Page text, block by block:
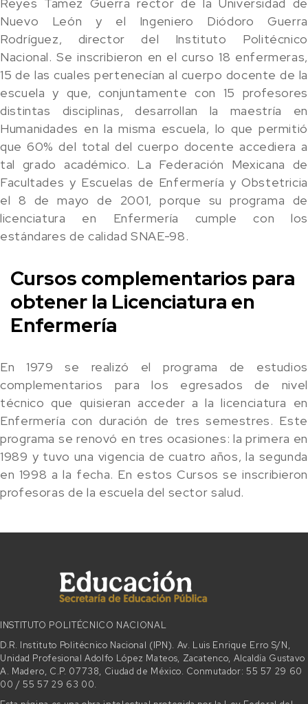
Nuevo León y el Ingeniero Diódoro Guerra
Rodríguez, director del Instituto Politécnico
Nacional. Se inscribieron en el curso 18 enfermeras,
15 de las cuales pertenecían al cuerpo docente de la
escuela y que, conjuntamente con 15 profesores
distintas disciplinas, desarrollan la maestría en
Humanidades en la misma escuela, lo que permitió
que 60% del total del cuerpo docente accediera a
tal grado académico. La Federación Mexicana de
Facultades y Escuelas de Enfermería y Obstetricia
el 8 de mayo de 2001, porque su programa de
licenciatura en Enfermería cumple con los
estándares de calidad SNAE-98.
Cursos complementarios para
obtener la Licenciatura en
Enfermería
En 1979 se realizó el programa de estudios
complementarios para los egresados de nivel
técnico que quisieran acceder a la licenciatura en
Enfermería con duración de tres semestres. Este
programa se renovó en tres ocasiones: la primera en
1989 y tuvo una vigencia de cuatro años, la segunda
en 1998 a la fecha. En estos Cursos se inscribieron
profesoras de la escuela del sector salud.
INSTITUTO POLITÉCNICO NACIONAL
D.R. Instituto Politécnico Nacional (IPN). Av. Luis Enrique Erro S/N,
Unidad Profesional Adolfo López Mateos, Zacatenco, Alcaldía Gustavo
A. Madero, C.P. 07738, Ciudad de México. Conmutador: 55 57 29 60
00 / 55 57 29 63 00.